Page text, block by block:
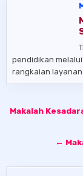
pendidikan
rangkaian
Post
Makalah
←